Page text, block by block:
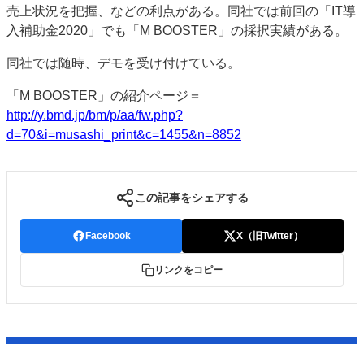
お問い合わせ
売上状況を把握、などの利点がある。同社では前回の「IT導
入補助金2020」でも「M BOOSTER」の採択実績がある。
同社では随時、デモを受け付けている。
「M BOOSTER」の紹介ページ＝
http://y.bmd.jp/bm/p/aa/fw.php?
d=70&i=musashi_print&c=1455&n=8852
この記事をシェアする
Facebook X（旧Twitter）
リンクをコピー